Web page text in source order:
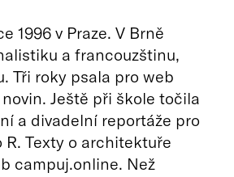
1996 v Praze. V Brně
a francouzštinu,
Tři roky psala pro web
Ještě při škole točila
a divadelní reportáže pro
Texty o architektuře
campuj.online. Než